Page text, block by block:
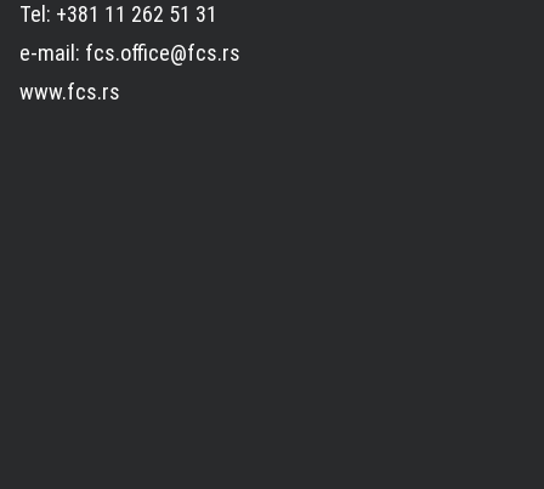
Tel: +381 11 262 51 31
e-mail: fcs.office@fcs.rs
www.fcs.rs